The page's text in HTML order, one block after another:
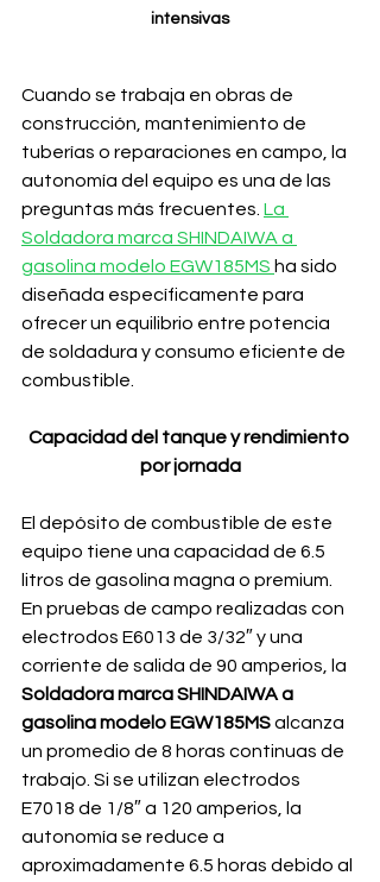
intensivas
Cuando se trabaja en obras de
construcción, mantenimiento de
tuberías o reparaciones en campo, la
autonomía del equipo es una de las
preguntas más frecuentes. La
Soldadora marca SHINDAIWA a
gasolina modelo EGW185MS ha sido
diseñada específicamente para
ofrecer un equilibrio entre potencia
de soldadura y consumo eficiente de
combustible.
Capacidad del tanque y rendimiento
por jornada
El depósito de combustible de este
equipo tiene una capacidad de 6.5
litros de gasolina magna o premium.
En pruebas de campo realizadas con
electrodos E6013 de 3/32″ y una
corriente de salida de 90 amperios, la
Soldadora marca SHINDAIWA a
gasolina modelo EGW185MS alcanza
un promedio de 8 horas continuas de
trabajo. Si se utilizan electrodos
E7018 de 1/8″ a 120 amperios, la
autonomía se reduce a
aproximadamente 6.5 horas debido al